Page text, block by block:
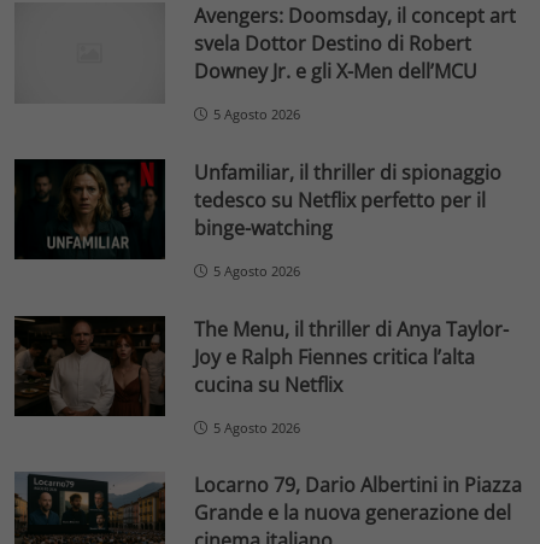
Avengers: Doomsday, il concept art
svela Dottor Destino di Robert
Downey Jr. e gli X-Men dell’MCU
5 Agosto 2026
Unfamiliar, il thriller di spionaggio
tedesco su Netflix perfetto per il
binge-watching
5 Agosto 2026
The Menu, il thriller di Anya Taylor-
Joy e Ralph Fiennes critica l’alta
cucina su Netflix
5 Agosto 2026
Locarno 79, Dario Albertini in Piazza
Grande e la nuova generazione del